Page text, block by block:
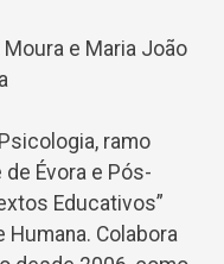
e Maria João
ramo
Évora e Pós-
Educativos”
Colabora